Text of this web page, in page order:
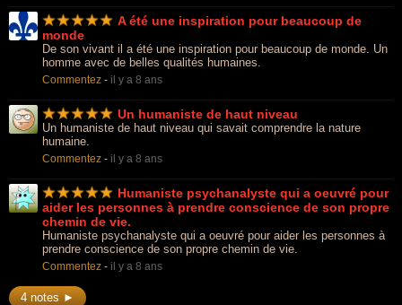
A été une inspiration pour beaucoup de
monde
De son vivant il a été une inspiration pour beaucoup de monde. Un
homme avec de belles qualités humaines.
Commentez - il y a 8 ans
Un humaniste de haut niveau
Un humaniste de haut niveau qui savait comprendre la nature
humaine.
Commentez - il y a 8 ans
Humaniste psychanalyste qui a oeuvré pour
aider les personnes à prendre conscience de son propre
chemin de vie.
Humaniste psychanalyste qui a oeuvré pour aider les personnes à
prendre conscience de son propre chemin de vie.
Commentez - il y a 8 ans
4 notes ►